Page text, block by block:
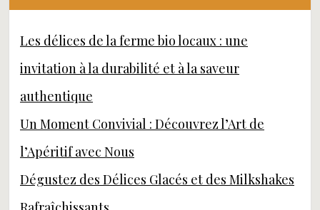
Les délices de la ferme bio locaux : une
invitation à la durabilité et à la saveur
authentique
Un Moment Convivial : Découvrez l’Art de
l’Apéritif avec Nous
Dégustez des Délices Glacés et des Milkshakes